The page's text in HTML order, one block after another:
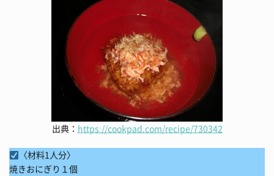
出典： https://cookpad.com/recipe/730342
〈材料1人分〉
焼きおにぎり１個